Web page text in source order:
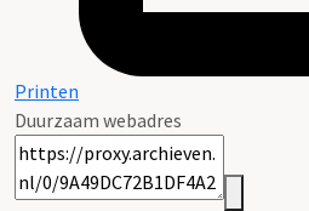
Printen
Duurzaam webadres